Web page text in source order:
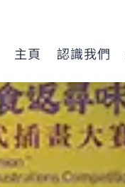
主頁 認識我們